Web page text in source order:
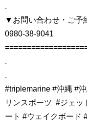
.
▼お問い合わせ・ご予
0980-38-9041
.
.
#triplemarine #沖縄 #
リンスポーツ #ジェッ
ート #ウェイクボード